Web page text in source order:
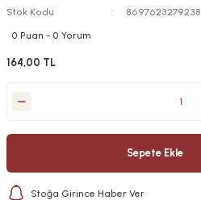
Stok Kodu
8697623279238
0 Puan - 0 Yorum
164,00 TL
Sepete Ekle
Stoğa Girince Haber Ver